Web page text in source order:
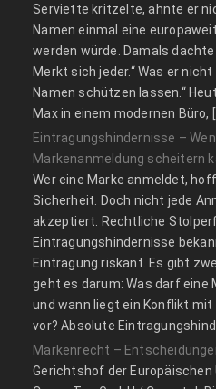
Serviette kritzelte, ahnte er
Namen einmal eine
werden würde. Damals dachte
Merkt sich jeder.“ Was er
Namen schützen lassen.“
Max in einem modernen Büro,
Eintragungshindernisse –
Markenanmeldung scheitern
Wer eine Marke anmeldet,
Sicherheit. Doch nicht jede
akzeptiert. Rechtliche
Eintragungshindernisse
Eintragung riskant. Es gibt
geht es darum: Was darf eine
und wann liegt ein Konflikt
vor? Absolute
Markenrecht –
Gerichtshof der Europäischen